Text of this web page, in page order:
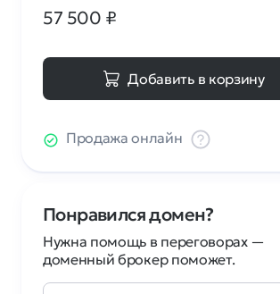
57 500 ₽
Добавить в корзину
Продажа онлайн
Понравился домен?
Нужна помощь в переговорах —
доменный брокер поможет.